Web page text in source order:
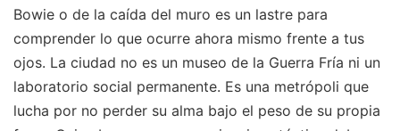
Bowie o de la caída del muro es un lastre para
comprender lo que ocurre ahora mismo frente a tus
ojos. La ciudad no es un museo de la Guerra Fría ni un
laboratorio social permanente. Es una metrópoli que
lucha por no perder su alma bajo el peso de su propia